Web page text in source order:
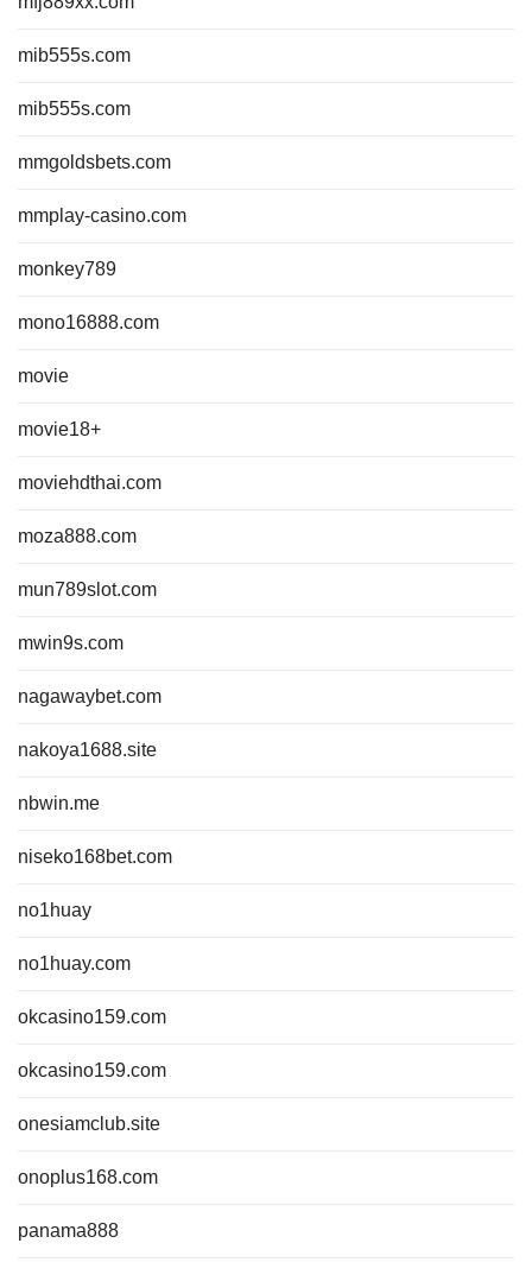
mib555s.com
mib555s.com
mmgoldsbets.com
mmplay-casino.com
monkey789
mono16888.com
movie
movie18+
moviehdthai.com
moza888.com
mun789slot.com
mwin9s.com
nagawaybet.com
nakoya1688.site
nbwin.me
niseko168bet.com
no1huay
no1huay.com
okcasino159.com
okcasino159.com
onesiamclub.site
onoplus168.com
panama888